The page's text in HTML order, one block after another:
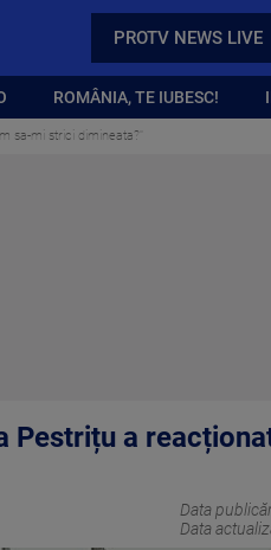
PROTV NEWS LIVE
ROMÂNIA, TE IUBESC!
sa-mi strici dimineata?"
Pestrițu a
Data
Data